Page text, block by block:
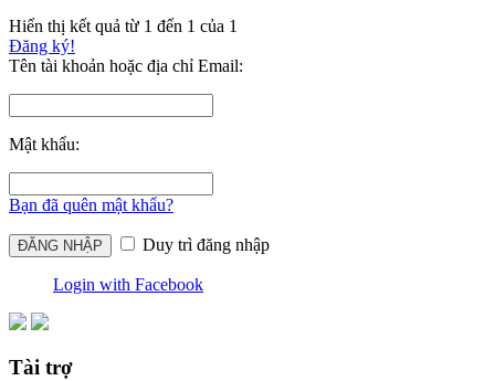
Hiển thị kết quả từ 1 đến 1 của 1
Đăng ký!
Tên tài khoản hoặc địa chỉ Email:
Mật khẩu:
Bạn đã quên mật khẩu?
Duy trì đăng nhập
Login with Facebook
Tài trợ